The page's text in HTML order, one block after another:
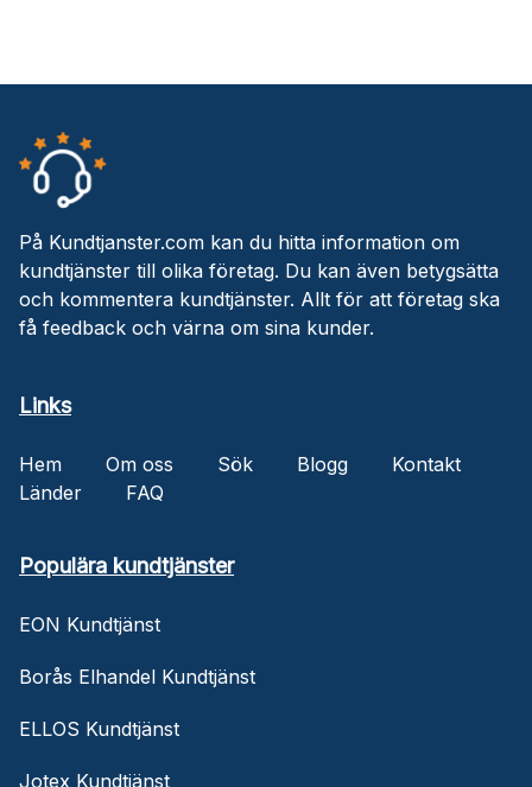
På Kundtjanster.com kan du hitta information om
kundtjänster till olika företag. Du kan även betygsätta
och kommentera kundtjänster. Allt för att företag ska
få feedback och värna om sina kunder.
Links
Hem Om oss Sök Blogg
Kontakt
Länder
FAQ
Populära kundtjänster
EON Kundtjänst
Borås Elhandel Kundtjänst
ELLOS Kundtjänst
Jotex Kundtjänst